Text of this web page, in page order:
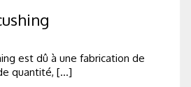
est dû à une fabrication de
quantité, […]